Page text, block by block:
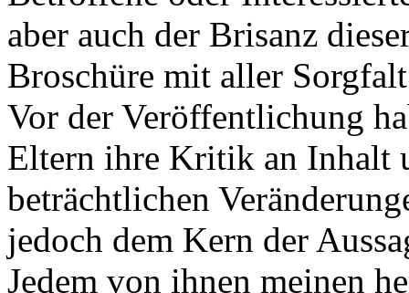
aber auch der Brisanz
Broschüre mit aller
Vor der Veröffentlichung
Eltern ihre Kritik an Inhalt
beträchtlichen
jedoch dem Kern der
Jedem von ihnen meinen